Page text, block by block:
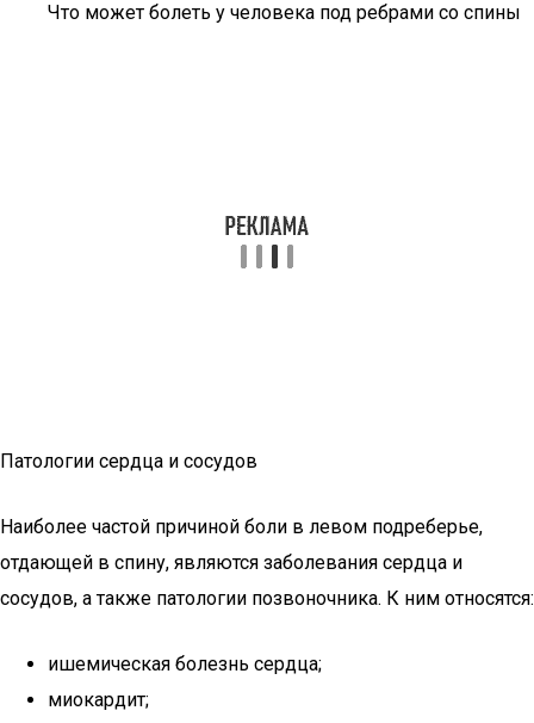
Что может болеть у человека под ребрами со спины
Патологии сердца и сосудов
Наиболее частой причиной боли в левом подреберье,
отдающей в спину, являются заболевания сердца и
сосудов, а также патологии позвоночника. К ним относятся:
ишемическая болезнь сердца;
миокардит;